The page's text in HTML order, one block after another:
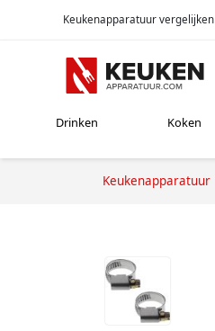
Keukenapparatuur vergelijken
Drinken Koken
Keukenapparatuur